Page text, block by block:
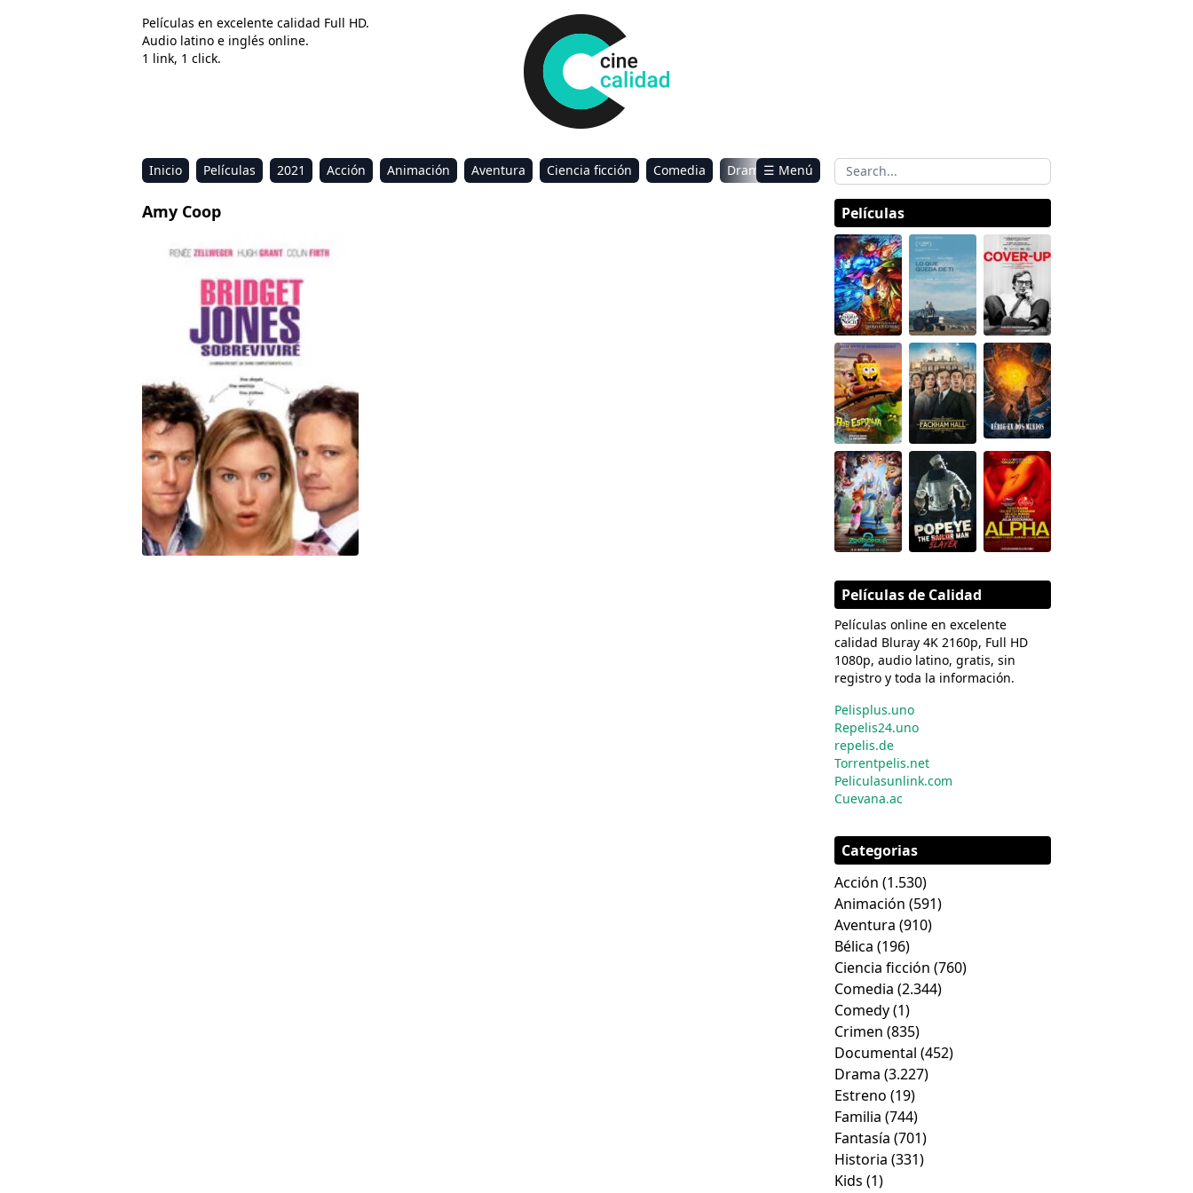
Películas en excelente calidad Full HD.
Audio latino e inglés online.
1 link, 1 click.
Inicio Películas 2021 Acción Animación Aventura Ciencia ficción Comedia
Drama
Estreno
☰ Menú
Amy Coop Películas
Películas de Calidad
Películas online en excelente
calidad Bluray 4K 2160p, Full HD
1080p, audio latino, gratis, sin
registro y toda la información.
Pelisplus.uno
Repelis24.uno
repelis.de
Torrentpelis.net
Peliculasunlink.com
Cuevana.ac
Categorias
Acción (1.530)
Animación (591)
Aventura (910)
Bélica (196)
Ciencia ficción (760)
Comedia (2.344)
Comedy(1)
Crimen (835)
Documental (452)
Drama (3.227)
Estreno (19)
Familia (744)
Fantasía (701)
Historia (331)
Kids (1)